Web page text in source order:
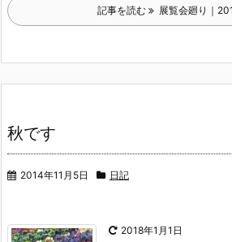
記事を読む 展覧会廻り｜
秋です
2014年11月5日 日記
2018年1月1日